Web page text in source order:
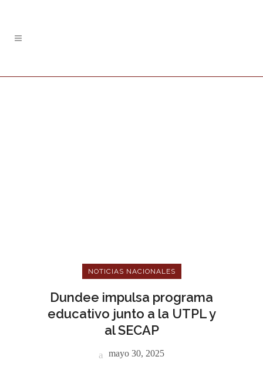
NOTICIAS NACIONALES
Dundee impulsa programa
educativo junto a la UTPL y
al SECAP
mayo 30, 2025